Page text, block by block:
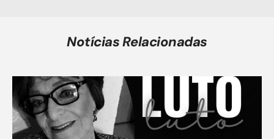
Notícias Relacionadas